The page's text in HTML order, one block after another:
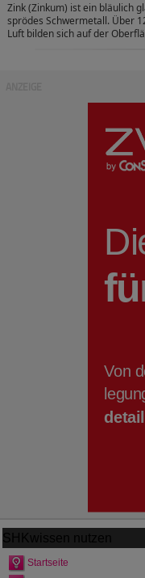
Zink (Zinkum) ist ein bläulich
sprödes Schwermetall. Über
Luft bilden sich auf der
SHKwissen nutzen
Startseite